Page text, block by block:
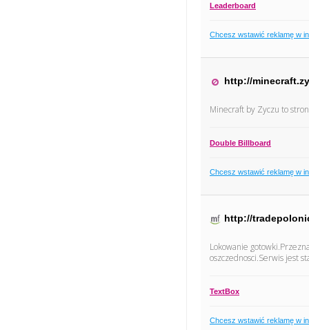
Leaderboard
Chcesz wstawić reklamę w
http://
Minecraft by Zyczu to
Double Billboard
Chcesz wstawić reklamę w
http://
Lokowanie
oszczednosci.Serwis jest
TextBox
Chcesz wstawić reklamę w